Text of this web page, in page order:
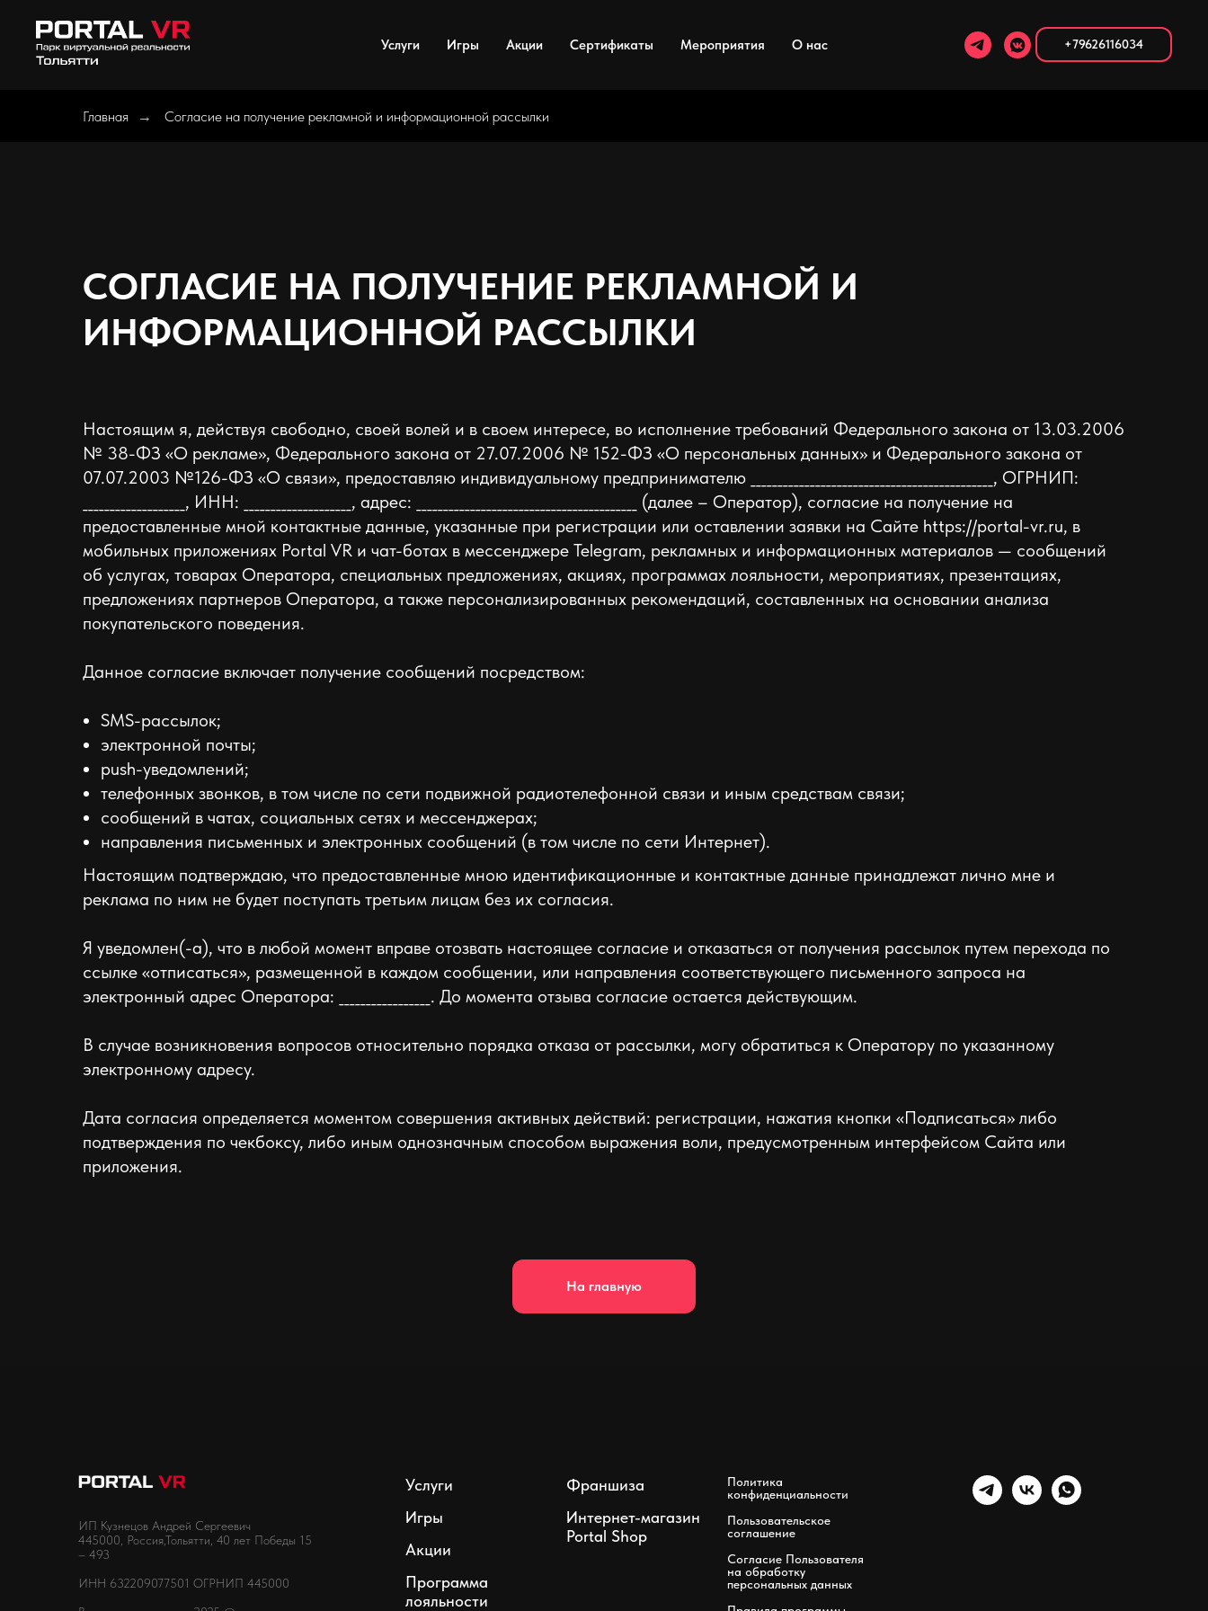
Услуги Игры Акции Сертификаты Мероприятия О нас +79626116034
Главная → Согласие на получение рекламной и информационной рассылки
СОГЛАСИЕ НА ПОЛУЧЕНИЕ РЕКЛАМНОЙ И
ИНФОРМАЦИОННОЙ РАССЫЛКИ
Настоящим я, действуя свободно, своей волей и в своем интересе, во исполнение требований Федерального закона от 13.03.2006
№ 38-ФЗ «О рекламе», Федерального закона от 27.07.2006 № 152-ФЗ «О персональных данных» и Федерального закона от
07.07.2003 №126-ФЗ «О связи», предоставляю индивидуальному предпринимателю _____________________________________________, ОГРНИП:
___________________, ИНН: ____________________, адрес: _________________________________________ (далее – Оператор), согласие на получение на
предоставленные мной контактные данные, указанные при регистрации или оставлении заявки на Сайте https://portal-vr.ru, в
мобильных приложениях Portal VR и чат-ботах в мессенджере Telegram, рекламных и информационных материалов — сообщений
об услугах, товарах Оператора, специальных предложениях, акциях, программах лояльности, мероприятиях, презентациях,
предложениях партнеров Оператора, а также персонализированных рекомендаций, составленных на основании анализа
покупательского поведения.
Данное согласие включает получение сообщений посредством:
SMS-рассылок;
электронной почты;
push-уведомлений;
телефонных звонков, в том числе по сети подвижной радиотелефонной связи и иным средствам связи;
сообщений в чатах, социальных сетях и мессенджерах;
направления письменных и электронных сообщений (в том числе по сети Интернет).
Настоящим подтверждаю, что предоставленные мною идентификационные и контактные данные принадлежат лично мне и
реклама по ним не будет поступать третьим лицам без их согласия.
Я уведомлен(-а), что в любой момент вправе отозвать настоящее согласие и отказаться от получения рассылок путем перехода по
ссылке «отписаться», размещенной в каждом сообщении, или направления соответствующего письменного запроса на
электронный адрес Оператора: _________________. До момента отзыва согласие остается действующим.
В случае возникновения вопросов относительно порядка отказа от рассылки, могу обратиться к Оператору по указанному
электронному адресу.
Дата согласия определяется моментом совершения активных действий: регистрации, нажатия кнопки «Подписаться» либо
подтверждения по чекбоксу, либо иным однозначным способом выражения воли, предусмотренным интерфейсом Сайта или
приложения.
На главную
ИП Кузнецов Андрей Сергеевич
445000, Россия,Тольятти, 40 лет Победы 15
– 493
ИНН 632209077501 ОГРНИП 445000
Услуги
Игры
Акции
Программа
лояльности
Франшиза
Интернет-магазин
Portal Shop
Политика
конфиденциальности
Пользовательское
соглашение
Согласие Пользователя
на обработку
персональных данных